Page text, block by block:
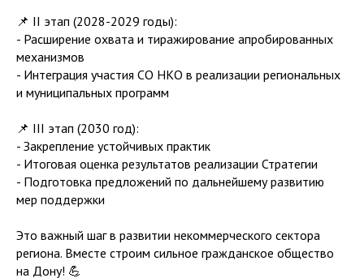
📌 II этап (2028-2029 годы):
- Расширение охвата и тиражирование апробированных
механизмов
- Интеграция участия СО НКО в реализации региональных
и муниципальных программ
📌 III этап (2030 год):
- Закрепление устойчивых практик
- Итоговая оценка результатов реализации Стратегии
- Подготовка предложений по дальнейшему развитию
мер поддержки
Это важный шаг в развитии некоммерческого сектора
региона. Вместе строим сильное гражданское общество
на Дону! 💪